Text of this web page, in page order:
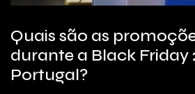
Quais são as
durante a Black Friday
Portugal?